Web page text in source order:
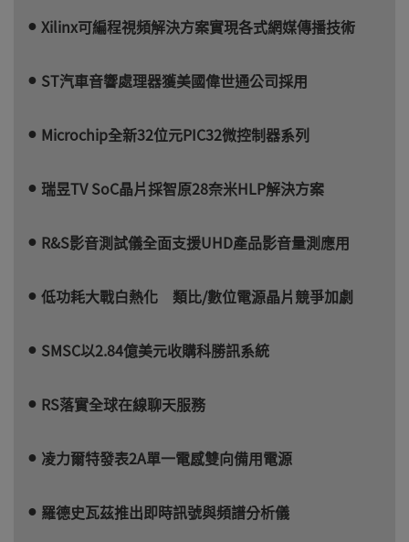
Xilinx可編程視頻解決方案實現各式網媒傳播技術
ST汽車音響處理器獲美國偉世通公司採用
Microchip全新32位元PIC32微控制器系列
瑞昱TV SoC晶片採智原28奈米HLP解決方案
R&S影音測試儀全面支援UHD產品影音量測應用
低功耗大戰白熱化 類比/數位電源晶片競爭加劇
SMSC以2.84億美元收購科勝訊系統
RS落實全球在線聊天服務
凌力爾特發表2A單一電感雙向備用電源
羅德史瓦茲推出即時訊號與頻譜分析儀